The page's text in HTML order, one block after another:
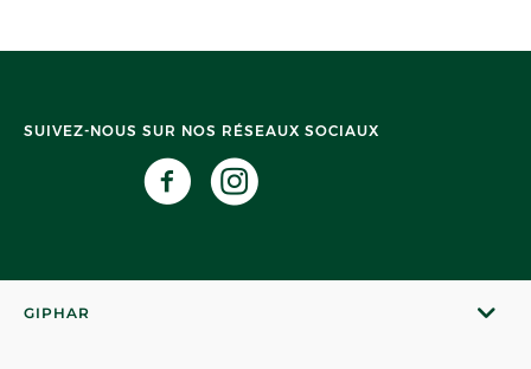
SUIVEZ-NOUS SUR NOS RÉSEAUX SOCIAUX
GIPHAR